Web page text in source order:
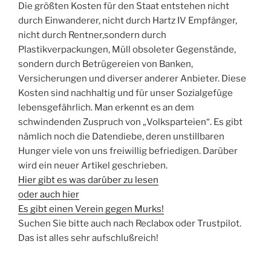
Die größten Kosten für den Staat entstehen nicht
durch Einwanderer, nicht durch Hartz IV Empfänger,
nicht durch Rentner,sondern durch
Plastikverpackungen, Müll obsoleter Gegenstände,
sondern durch Betrügereien von Banken,
Versicherungen und diverser anderer Anbieter. Diese
Kosten sind nachhaltig und für unser Sozialgefüge
lebensgefährlich. Man erkennt es an dem
schwindenden Zuspruch von „Volksparteien“. Es gibt
nämlich noch die Datendiebe, deren unstillbaren
Hunger viele von uns freiwillig befriedigen. Darüber
wird ein neuer Artikel geschrieben.
Hier gibt es was darüber zu lesen
oder auch hier
Es gibt einen Verein gegen Murks!
Suchen Sie bitte auch nach Reclabox oder Trustpilot.
Das ist alles sehr aufschlußreich!